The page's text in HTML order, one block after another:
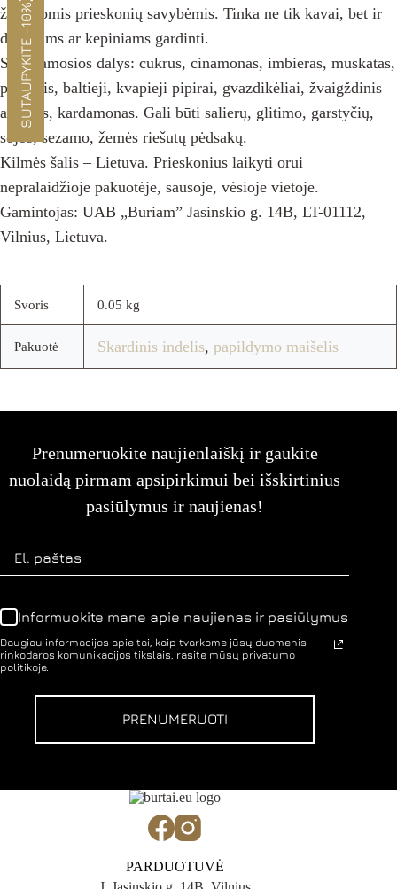
žinomomis prieskonių savybėmis. Tinka ne tik kavai, bet ir
desertams ar kepiniams gardinti.
Sudedamosios dalys: cukrus, cinamonas, imbieras, muskatas,
pankolis, baltieji, kvapieji pipirai, gvazdikėliai, žvaigždinis
anyžius, kardamonas. Gali būti salierų, glitimo, garstyčių,
sojos, sezamo, žemės riešutų pėdsakų.
Kilmės šalis – Lietuva. Prieskonius laikyti orui
nepralaidžioje pakuotėje, sausoje, vėsioje vietoje.
Gamintojas: UAB „Buriam” Jasinskio g. 14B, LT-01112,
Vilnius, Lietuva.
Svoris 0.05 kg
Pakuotė Skardinis indelis, papildymo maišelis
Prenumeruokite naujienlaiškį ir gaukite
nuolaidą pirmam apsipirkimui bei išskirtinius
pasiūlymus ir naujienas!
Informuokite mane apie naujienas ir pasiūlymus
Daugiau informacijos apie tai, kaip tvarkome jūsų duomenis
rinkodaros komunikacijos tikslais, rasite mūsų privatumo
politikoje.
PRENUMERUOTI
PARDUOTUVĖ
SUTAUPYKITE -10%